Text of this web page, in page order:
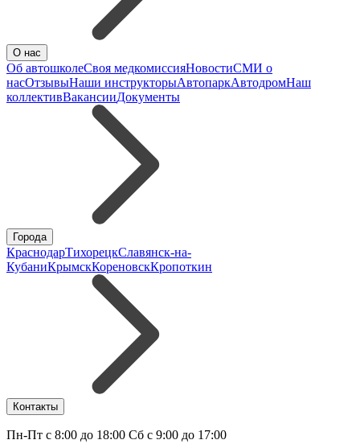
О нас
Об автошколеСвоя медкомиссияНовостиСМИ о
насОтзывыНаши инструкторыАвтопаркАвтодромНаш
коллективВакансииДокументы
Города
КраснодарТихорецкСлавянск-на-
КубаниКрымскКореновскКропоткин
Контакты
Пн-Пт с 8:00 до 18:00 Сб с 9:00 до 17:00